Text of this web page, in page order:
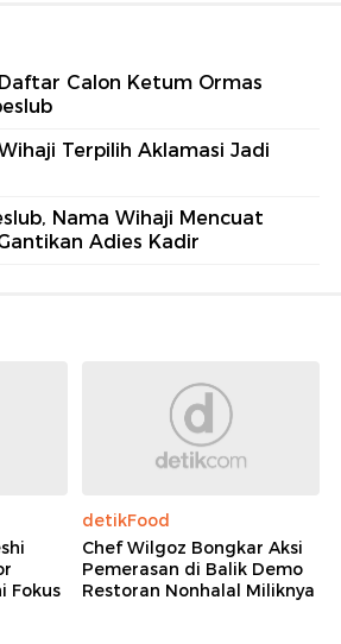
Calon Ketum Ormas
Terpilih Aklamasi Jadi
Nama Wihaji Mencuat
Adies Kadir
Fokus
detikFood
Chef Wilgoz Bongkar Aksi
Pemerasan di Balik Demo
Restoran Nonhalal Miliknya